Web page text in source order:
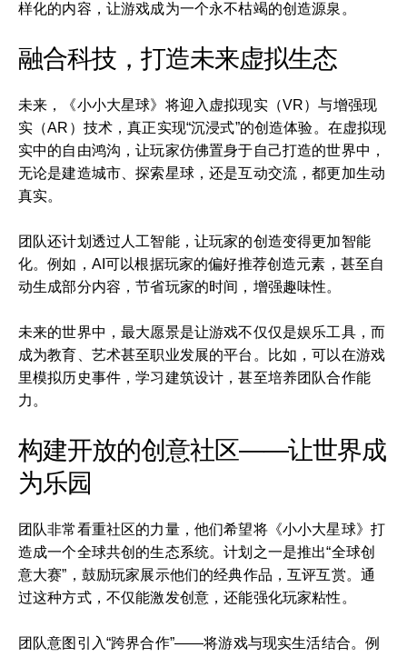
样化的内容，让游戏成为一个永不枯竭的创造源泉。
融合科技，打造未来虚拟生态
未来，《小小大星球》将迎入虚拟现实（VR）与增强现
实（AR）技术，真正实现“沉浸式”的创造体验。在虚拟现
实中的自由鸿沟，让玩家仿佛置身于自己打造的世界中，
无论是建造城市、探索星球，还是互动交流，都更加生动
真实。
团队还计划透过人工智能，让玩家的创造变得更加智能
化。例如，AI可以根据玩家的偏好推荐创造元素，甚至自
动生成部分内容，节省玩家的时间，增强趣味性。
未来的世界中，最大愿景是让游戏不仅仅是娱乐工具，而
成为教育、艺术甚至职业发展的平台。比如，可以在游戏
里模拟历史事件，学习建筑设计，甚至培养团队合作能
力。
构建开放的创意社区——让世界成
为乐园
团队非常看重社区的力量，他们希望将《小小大星球》打
造成一个全球共创的生态系统。计划之一是推出“全球创
意大赛”，鼓励玩家展示他们的经典作品，互评互赏。通
过这种方式，不仅能激发创意，还能强化玩家粘性。
团队意图引入“跨界合作”——将游戏与现实生活结合。例